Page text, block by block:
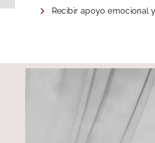
Recibir apoyo emocional